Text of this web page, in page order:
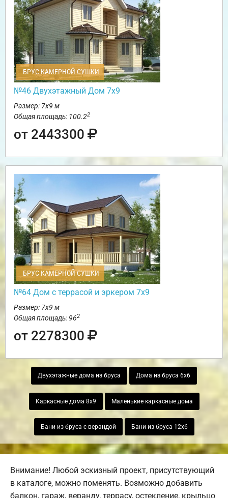
БРУС КАМЕРНОЙ СУШКИ
№46 Двухэтажный Дом 7х9
Размер: 7х9 м
Общая площадь: 100.22
от 2443300
БРУС КАМЕРНОЙ СУШКИ
№64 Дом с террасой и эркером 7х9
Размер: 7х9 м
Общая площадь: 962
от 2278300
Двухэтажные дома из бруса Дома из бруса 6х6
Каркасные дома 8х9 Маленькие каркасные дома
Бани из бруса с верандой Бани из бруса 12х6
Внимание! Любой эскизный проект, присутствующий
в каталоге, можно поменять. Возможно добавить
балкон, гараж, веранду, террасу, остекление, крыльцо